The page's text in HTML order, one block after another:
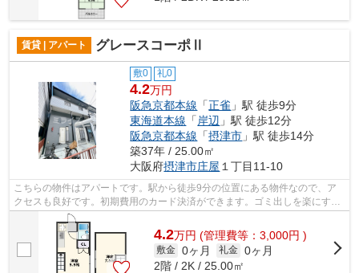
賃貸 | アパート グレースコーポⅡ
敷0 礼0
4.2万円
阪急京都本線 「正雀 」駅 徒歩9分
東海道本線 「岸辺 」駅 徒歩12分
阪急京都本線 「摂津市 」駅 徒歩14分
築37年 / 25.00㎡
大阪府摂津市庄屋 １丁目11-10
こちらの物件はアパートです。駅から徒歩9分の位置にある物件なので、ア
クセスも良好です。初期費用のカード決済ができます。ゴミ出しを楽にする
ために、遠くまで行かずに済むゴミ置き...
4.2万円 (管理費等：3,000円 )
敷金 0ヶ月 礼金 0ヶ月
2階 / 2K / 25.00㎡